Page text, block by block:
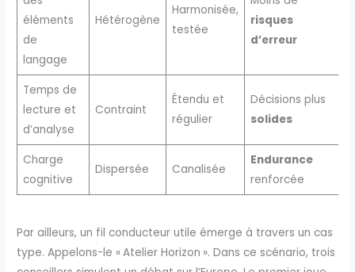
éléments
de
langage
Hétérogène
Harmonisée,
testée
risques
d’erreur
Temps de
lecture et
d’analyse
Contraint
Étendu et
régulier
Décisions plus
solides
Charge
cognitive
Dispersée Canalisée
Endurance
renforcée
Par ailleurs, un fil conducteur utile émerge à travers un cas
type. Appelons-le « Atelier Horizon ». Dans ce scénario, trois